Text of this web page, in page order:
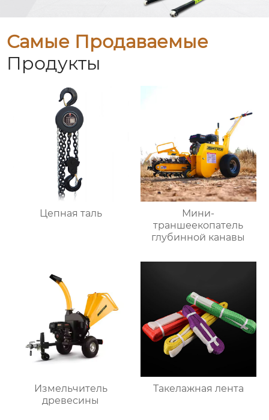
Самые Продаваемые
Продукты
Цепная таль
Мини-
траншеекопатель
глубинной канавы
Измельчитель
древесины
Такелажная лента